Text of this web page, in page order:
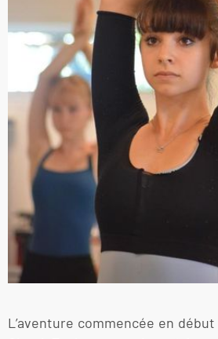
L’aventure commencée en